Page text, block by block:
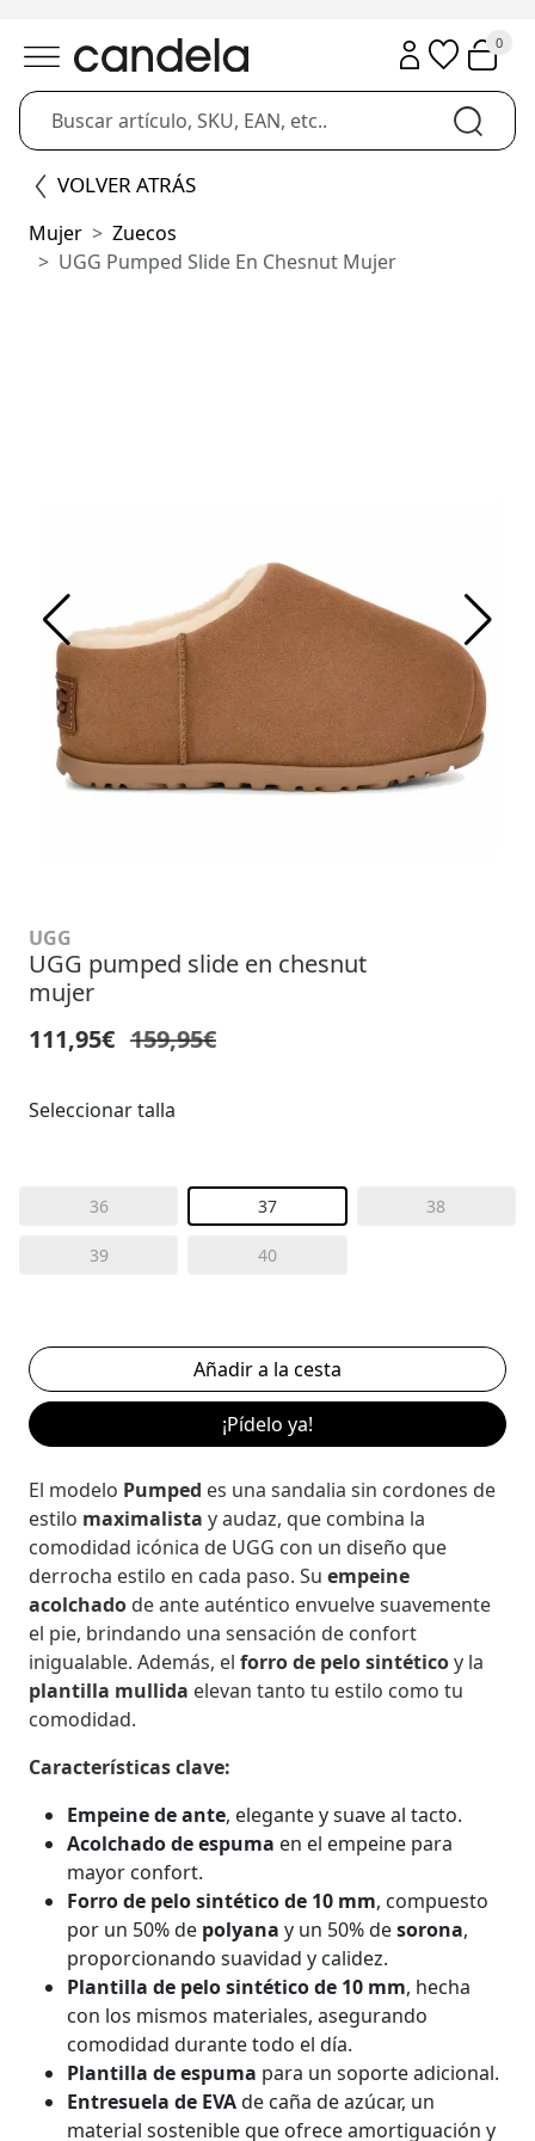
0
VOLVER ATRÁS
Mujer
Zuecos
UGG Pumped Slide En Chesnut Mujer
UGG
UGG pumped slide en chesnut
mujer
111,95€ 159,95€
Seleccionar talla
36 37 38
39 40
¡Pídelo ya!
El modelo Pumped es una sandalia sin cordones de
estilo maximalista y audaz, que combina la
comodidad icónica de UGG con un diseño que
derrocha estilo en cada paso. Su empeine
acolchado de ante auténtico envuelve suavemente
el pie, brindando una sensación de confort
inigualable. Además, el forro de pelo sintéticoy la
plantilla mullida elevan tanto tu estilo como tu
comodidad.
Características clave:
Empeine de ante, elegante y suave al tacto.
Acolchado de espuma en el empeine para
mayor confort.
Forro de pelo sintético de 10 mm, compuesto
por un 50% de polyana y un 50% desorona,
proporcionando suavidad y calidez.
Plantilla de pelo sintético de 10 mm, hecha
con los mismos materiales, asegurando
comodidad durante todo el día.
Plantilla de espuma para un soporte adicional.
Entresuela de EVAde caña de azúcar, un
material sostenible que ofrece amortiguación y